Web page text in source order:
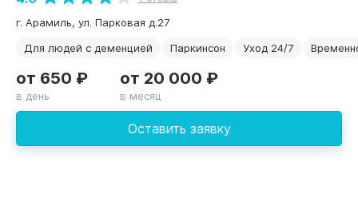
г. Арамиль, ул. Парковая д.27
Для людей с деменцией
Паркинсон Уход 24/7
Оставить заявку
от 650 ₽
в день
от 20 000 ₽
в месяц